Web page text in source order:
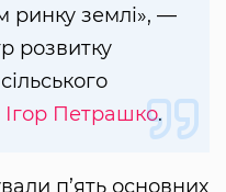
ринку землі», —
розвитку
Ігор Петрашко.
п’ять основних